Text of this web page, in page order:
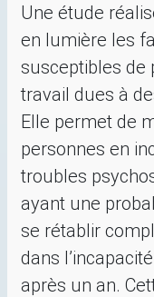
Une étude
en lumière les
susceptibles de
travail dues à
Elle permet de
personnes en
troubles
ayant une
se rétablir
dans
après un an.